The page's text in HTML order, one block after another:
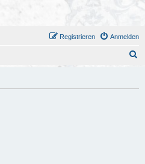
Anmelden
Registrieren